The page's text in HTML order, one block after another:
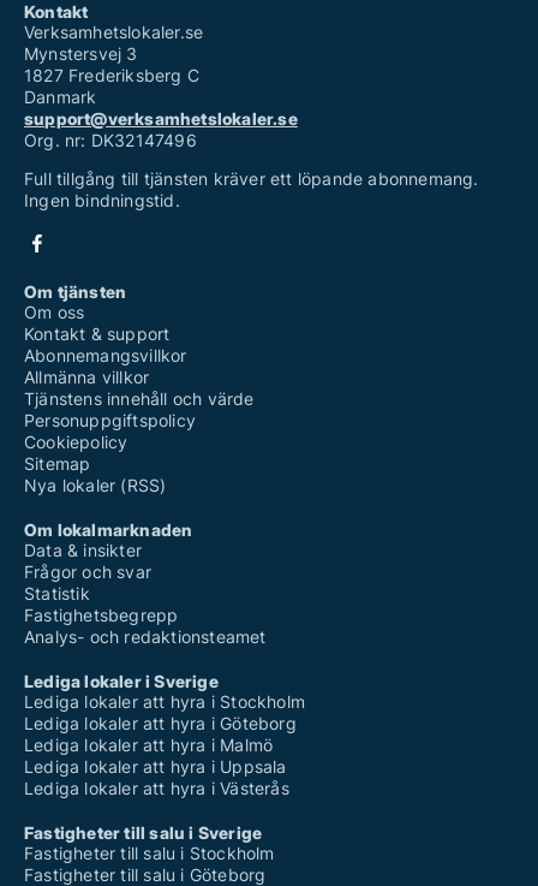
Kontakt
Verksamhetslokaler.se
Mynstersvej 3
1827 Frederiksberg C
Danmark
support@verksamhetslokaler.se
Org. nr: DK32147496
Full tillgång till tjänsten kräver ett löpande abonnemang.
Ingen bindningstid.
Om tjänsten
Om oss
Kontakt & support
Abonnemangsvillkor
Allmänna villkor
Tjänstens innehåll och värde
Personuppgiftspolicy
Cookiepolicy
Sitemap
Nya lokaler (RSS)
Om lokalmarknaden
Data & insikter
Frågor och svar
Statistik
Fastighetsbegrepp
Analys- och redaktionsteamet
Lediga lokaler i Sverige
Lediga lokaler att hyra i Stockholm
Lediga lokaler att hyra i Göteborg
Lediga lokaler att hyra i Malmö
Lediga lokaler att hyra i Uppsala
Lediga lokaler att hyra i Västerås
Fastigheter till salu i Sverige
Fastigheter till salu i Stockholm
Fastigheter till salu i Göteborg